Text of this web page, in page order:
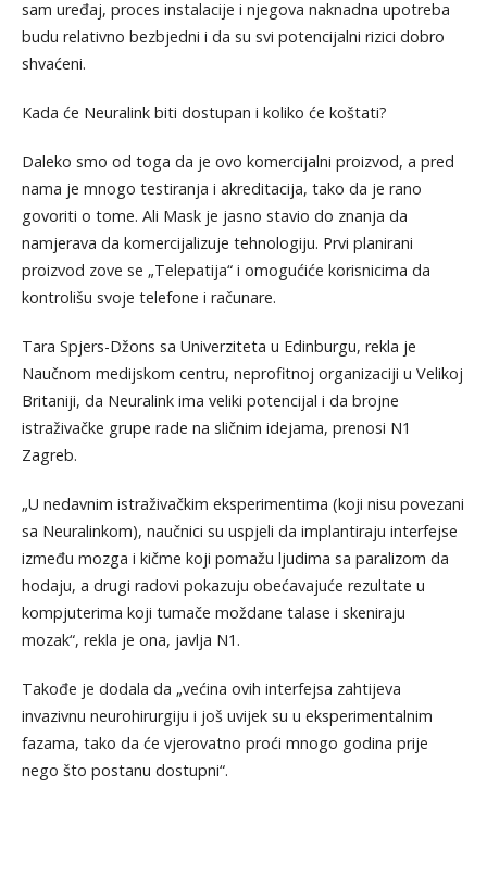
sam uređaj, proces instalacije i njegova naknadna upotreba
budu relativno bezbjedni i da su svi potencijalni rizici dobro
shvaćeni.
Kada će Neuralink biti dostupan i koliko će koštati?
Daleko smo od toga da je ovo komercijalni proizvod, a pred
nama je mnogo testiranja i akreditacija, tako da je rano
govoriti o tome. Ali Mask je jasno stavio do znanja da
namjerava da komercijalizuje tehnologiju. Prvi planirani
proizvod zove se „Telepatija“ i omogućiće korisnicima da
kontrolišu svoje telefone i računare.
Tara Spjers-Džons sa Univerziteta u Edinburgu, rekla je
Naučnom medijskom centru, neprofitnoj organizaciji u Velikoj
Britaniji, da Neuralink ima veliki potencijal i da brojne
istraživačke grupe rade na sličnim idejama, prenosi N1
Zagreb.
„U nedavnim istraživačkim eksperimentima (koji nisu povezani
sa Neuralinkom), naučnici su uspjeli da implantiraju interfejse
između mozga i kičme koji pomažu ljudima sa paralizom da
hodaju, a drugi radovi pokazuju obećavajuće rezultate u
kompjuterima koji tumače moždane talase i skeniraju
mozak“, rekla je ona, javlja N1.
Takođe je dodala da „većina ovih interfejsa zahtijeva
invazivnu neurohirurgiju i još uvijek su u eksperimentalnim
fazama, tako da će vjerovatno proći mnogo godina prije
nego što postanu dostupni“.